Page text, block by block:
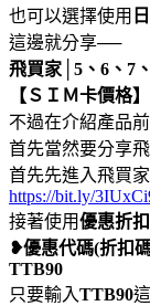
也可以選擇使用
這邊就分享──
飛買家│5、6、7
【ＳＩＭ卡價格】
不過在介紹產品前
首先當然要分享
首先先進入飛買
https://bit.ly/
接著使用優惠折
❥優惠代碼(折扣
TTB90
只要輸入TTB90